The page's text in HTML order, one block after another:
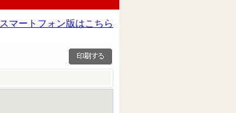
スマートフォン版はこちら